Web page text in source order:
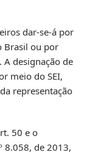
dar-se-á por
Brasil ou por
designação de
meio do SEI,
representação
50 e o
8.058, de 2013,